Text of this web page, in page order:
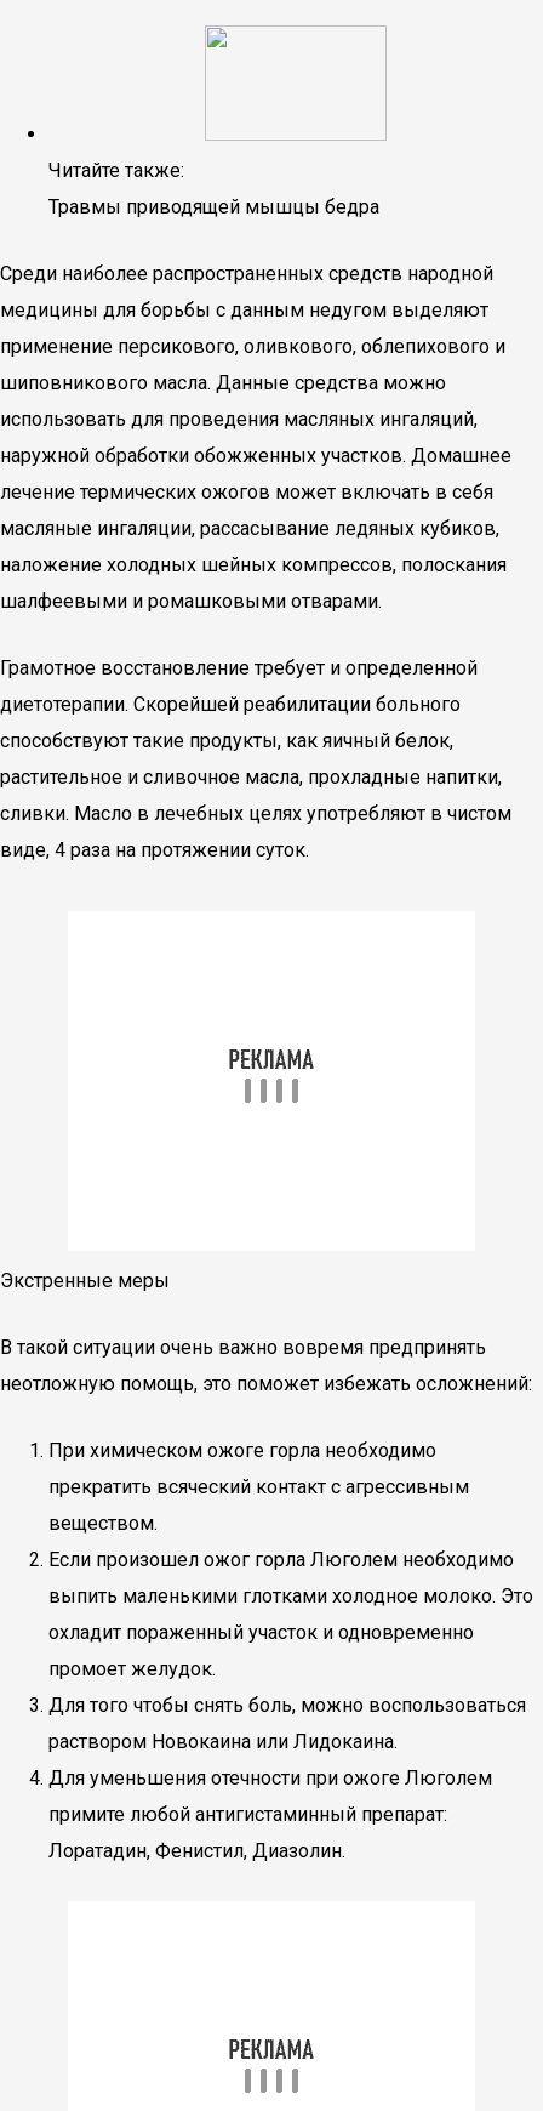
Читайте также:
Травмы приводящей мышцы бедра
Среди наиболее распространенных средств народной
медицины для борьбы с данным недугом выделяют
применение персикового, оливкового, облепихового и
шиповникового масла. Данные средства можно
использовать для проведения масляных ингаляций,
наружной обработки обожженных участков. Домашнее
лечение термических ожогов может включать в себя
масляные ингаляции, рассасывание ледяных кубиков,
наложение холодных шейных компрессов, полоскания
шалфеевыми и ромашковыми отварами.
Грамотное восстановление требует и определенной
диетотерапии. Скорейшей реабилитации больного
способствуют такие продукты, как яичный белок,
растительное и сливочное масла, прохладные напитки,
сливки. Масло в лечебных целях употребляют в чистом
виде, 4 раза на протяжении суток.
Экстренные меры
В такой ситуации очень важно вовремя предпринять
неотложную помощь, это поможет избежать осложнений:
При химическом ожоге горла необходимо
прекратить всяческий контакт с агрессивным
веществом.
Если произошел ожог горла Люголем необходимо
выпить маленькими глотками холодное молоко. Это
охладит пораженный участок и одновременно
промоет желудок.
Для того чтобы снять боль, можно воспользоваться
раствором Новокаина или Лидокаина.
Для уменьшения отечности при ожоге Люголем
примите любой антигистаминный препарат:
Лоратадин, Фенистил, Диазолин.